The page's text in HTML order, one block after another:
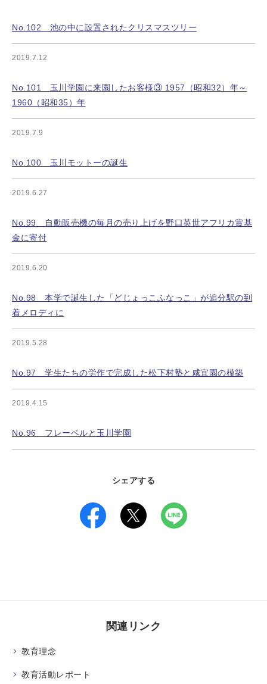
No.102 池の中に設置されたクリスマスツリー
2019.7.12
No.101 玉川学園に来園したお客様③ 1957（昭和32）年～
1960（昭和35）年
2019.7.9
No.100 玉川モットーの誕生
2019.6.27
No.99 自動販売機の毎月の売り上げを野口英世アフリカ賞基
金に寄付
2019.6.20
No.98 本学で誕生した「どじょっこふなっこ」が追分駅の到
着メロディに
2019.5.28
No.97 学生たちの労作で完成した松下村塾と咸宜園の模築
2019.4.15
No.96 フレーベルと玉川学園
シェアする
関連リンク
教育理念
教育活動レポート